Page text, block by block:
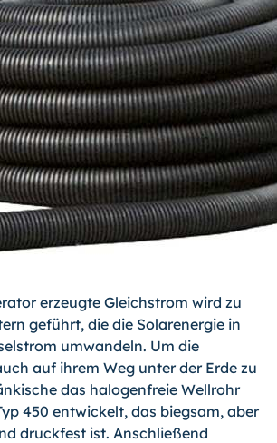
erzeugte Gleichstrom wird zu
geführt, die die Solarenergie in
umwandeln. Um die
auf ihrem Weg unter der Erde zu
das halogenfreie Wellrohr
450 entwickelt, das biegsam, aber
druckfest ist. Anschließend